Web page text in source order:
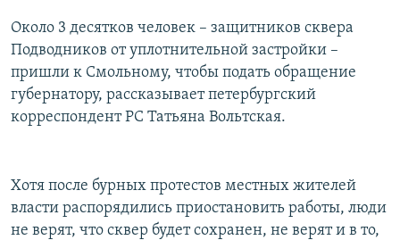
Вернутся
поиску
КАВКАЗ.РЕАЛИИ
СЕВЕР.РЕАЛИИ
СИБИРЬ.РЕАЛИИ
РАСПИСАНИЕ ВЕЩАНИЯ
СОЦИАЛЬНЫЕ СЕТИ
Около 3 десятков человек – защитников сквера
Подводников от уплотнительной застройки –
пришли к Смольному, чтобы подать обращение
губернатору, рассказывает петербургский
корреспондент РС Татьяна Вольтская.
Хотя после бурных протестов местных жителей
власти распорядились приостановить работы, люди
не верят, что сквер будет сохранен, не верят и в то,